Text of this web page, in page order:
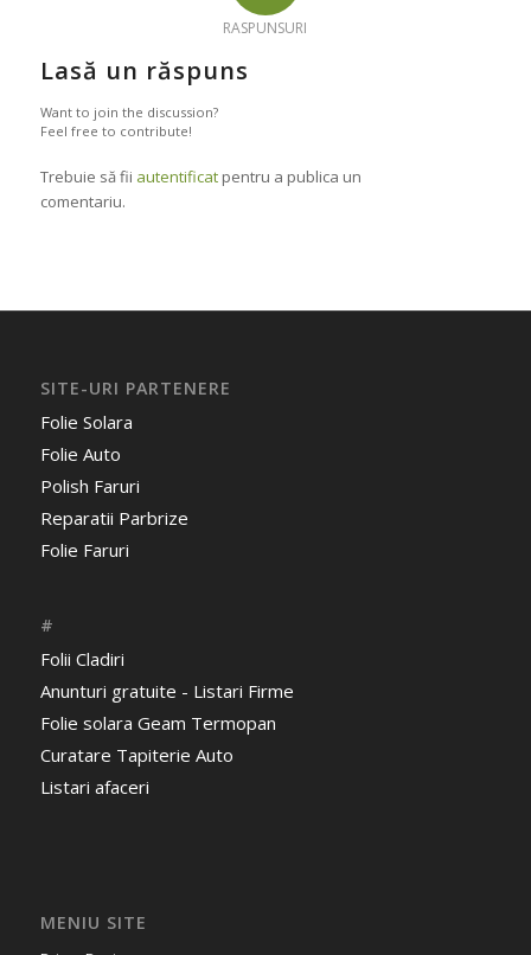
RASPUNSURI
Lasă un răspuns
Want to join the discussion?
Feel free to contribute!
Trebuie să fii autentificatpentru a publica un
comentariu.
SITE-URI PARTENERE
Folie Solara
Folie Auto
Polish Faruri
Reparatii Parbrize
Folie Faruri
#
Folii Cladiri
Anunturi gratuite - Listari Firme
Folie solara Geam Termopan
Curatare Tapiterie Auto
Listari afaceri
MENIU SITE